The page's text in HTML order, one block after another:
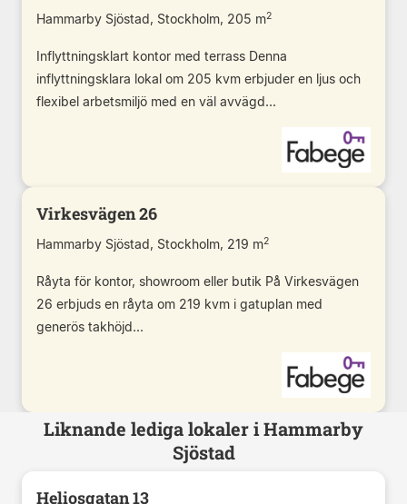
Hammarby Sjöstad, Stockholm, 205 m2
Inflyttningsklart kontor med terrass Denna
inflyttningsklara lokal om 205 kvm erbjuder en ljus och
flexibel arbetsmiljö med en väl avvägd...
Virkesvägen 26
Hammarby Sjöstad, Stockholm, 219 m2
Råyta för kontor, showroom eller butik På Virkesvägen
26 erbjuds en råyta om 219 kvm i gatuplan med
generös takhöjd...
Liknande lediga lokaler i Hammarby
Sjöstad
Heliosgatan 13